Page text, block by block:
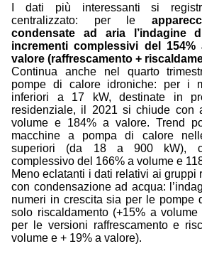
I dati più interessanti si
centralizzato: per le
condensate ad aria l’indagine
incrementi complessivi del
valore (raffrescamento +
Continua anche nel quarto
pompe di calore idroniche: per i
inferiori a 17 kW, destinate in
residenziale, il 2021 si chiude con
volume e 184% a valore. Trend
macchine a pompa di calore
superiori (da 18 a 900 kW),
complessivo del 166% a volume e
Meno eclatanti i dati relativi ai gruppi
con condensazione ad acqua:
numeri in crescita sia per le pompe
solo riscaldamento (+15% a
per le versioni raffrescamento e
volume e + 19% a valore).